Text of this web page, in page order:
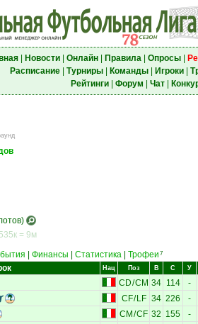
| Новости| Онлайн| Правила| Опросы|
Расписание| Турниры| Команды| Игроки|
Рейтинги| Форум Чат|
= 9м
Финансы Статистика Трофеи 7
Нац Поз В С У
CD/CM 34 114 -
CF/LF 34 226 -
CM /CF 32 155 -